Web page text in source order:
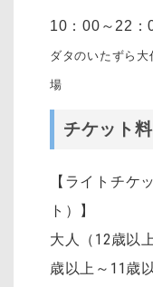
10：00～22：
ダタのいたずら
場
チケット
【ライトチケ
ト）】
大人（12歳以
歳以上～11歳